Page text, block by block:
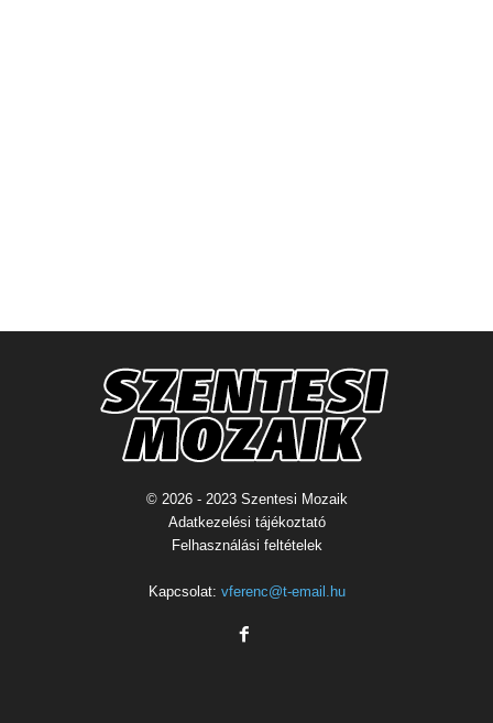
© 2026 - 2023 Szentesi Mozaik
Adatkezelési tájékoztató
Felhasználási feltételek
Kapcsolat: vferenc@t-email.hu